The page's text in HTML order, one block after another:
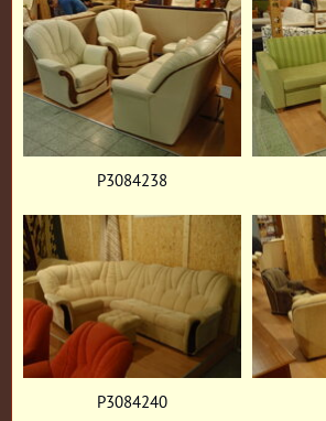
P3084238
P3084240